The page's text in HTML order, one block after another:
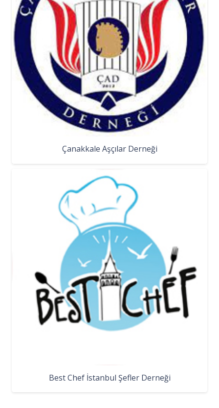
Çanakkale Aşçılar Derneği
Best Chef İstanbul Şefler Derneği